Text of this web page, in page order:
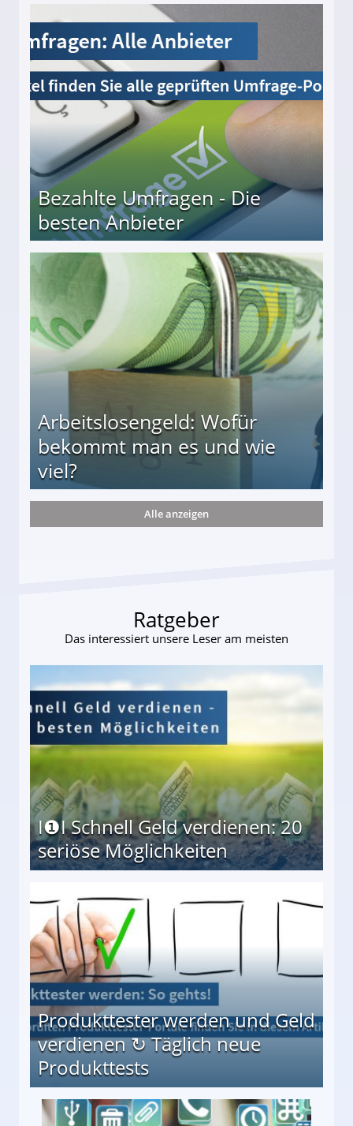
Bezahlte Umfragen - Die
besten Anbieter
Arbeitslosengeld: Wofür
bekommt man es und wie
viel?
und wie viel?
Alle anzeigen
Ratgeber
Das interessiert unsere Leser am meisten
I❶I Schnell Geld verdienen: 20
seriöse Möglichkeiten
Produkttester werden und Geld
verdienen ↻ Täglich neue
Produkttests
↻ Täglich neue Produkttests